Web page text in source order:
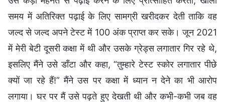
समय में अतिरिक्त पढ़ाई के लिए सामग्री खरीदकर देती ताकि वह
जल्द से जल्द अपने टेस्ट में 100 अंक प्राप्त कर सके। जून 2021
में मेरी बेटी दूसरी कक्षा में थी और उसके ग्रेड्स लगातार गिर रहे थे,
इसलिए मैंने उसे डाँटा और कहा, “तुम्हारे टेस्ट स्कोर लगातार पीछे
क्यों जा रहे हैं!” मैंने उस पर कक्षा में ध्यान न देने का भी आरोप
लगाया। घर पर मैं उसे पढ़ते हुए देखती थी और कभी-कभी जब वह